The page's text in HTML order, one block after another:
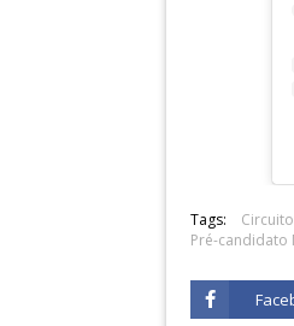
Tags:
Pré-candidato